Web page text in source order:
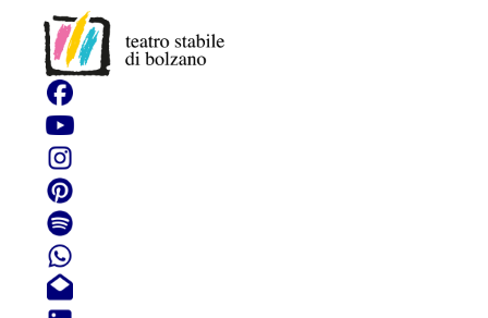
NAVIGA IL TUO
TEATRO!
Tutta la vita del Teatro Stabile di Bolzano è